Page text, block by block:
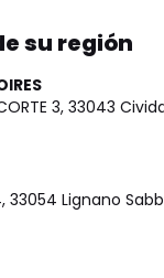
su región
3, 33043
33054 Lignano